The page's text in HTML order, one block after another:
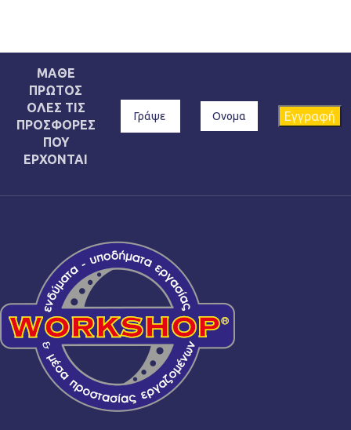
ΜΑΘΕ
ΠΡΩΤΟΣ
ΟΛΕΣ ΤΙΣ
ΠΡΟΣΦΟΡΕΣ
ΠΟΥ
ΕΡΧΟΝΤΑΙ